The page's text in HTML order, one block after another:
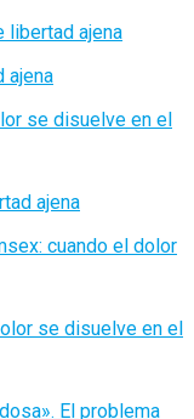
libertad ajena
ajena
se disuelve en el
ajena
cuando el dolor
se disuelve en el
El problema